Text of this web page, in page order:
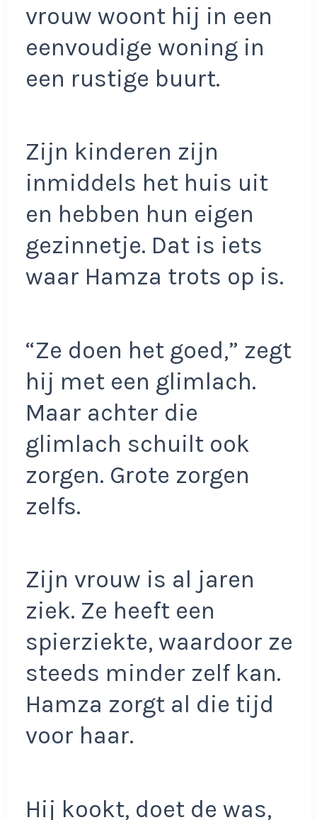
vrouw woont hij in een
eenvoudige woning in
een rustige buurt.
Zijn kinderen zijn
inmiddels het huis uit
en hebben hun eigen
gezinnetje. Dat is iets
waar Hamza trots op is.
“Ze doen het goed,” zegt
hij met een glimlach.
Maar achter die
glimlach schuilt ook
zorgen. Grote zorgen
zelfs.
Zijn vrouw is al jaren
ziek. Ze heeft een
spierziekte, waardoor ze
steeds minder zelf kan.
Hamza zorgt al die tijd
voor haar.
Hij kookt, doet de was,